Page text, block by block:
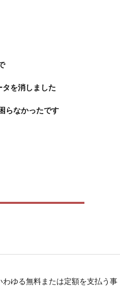
を消しました
らなかったです
ゆる無料または定額を支払う事